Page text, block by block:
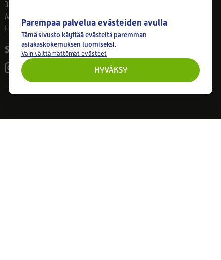
33800 Tampere
Ma–Pe 8–17
Huom! Myymälän poikkeusaukiolot: 27.7.-21.8. klo 8-16
Seuraa meitä
Parempaa palvelua evästeiden avulla
Tämä sivusto käyttää evästeitä paremman
asiakaskokemuksen luomiseksi.
Vain välttämättömät evästeet
HYVÄKSY